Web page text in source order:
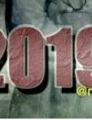
By Marcosalestalkon
金融本科畢業，金融銷
想將金融知識簡單化，